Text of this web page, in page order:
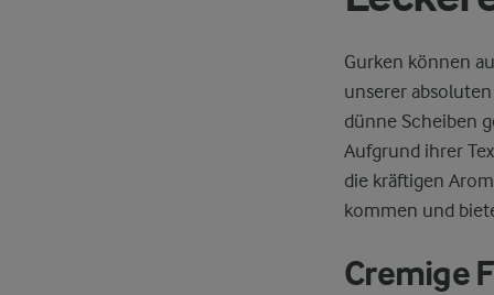
Gurken können
unserer
dünne Scheiben
Aufgrund ihrer
die kräftigen
kommen und
Cremige